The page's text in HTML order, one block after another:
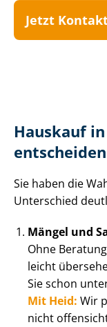
Jetzt
Hauskauf
Sie haben die
Unterschied
Mängel und
Ohne
leicht
Sie schon
Mit Heid: Wir
nicht